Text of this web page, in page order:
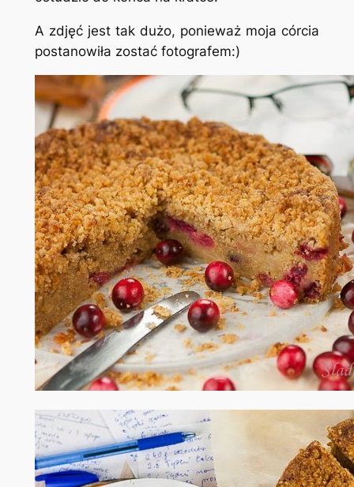
A zdjęć jest tak dużo, ponieważ moja córcia
postanowiła zostać fotografem:)